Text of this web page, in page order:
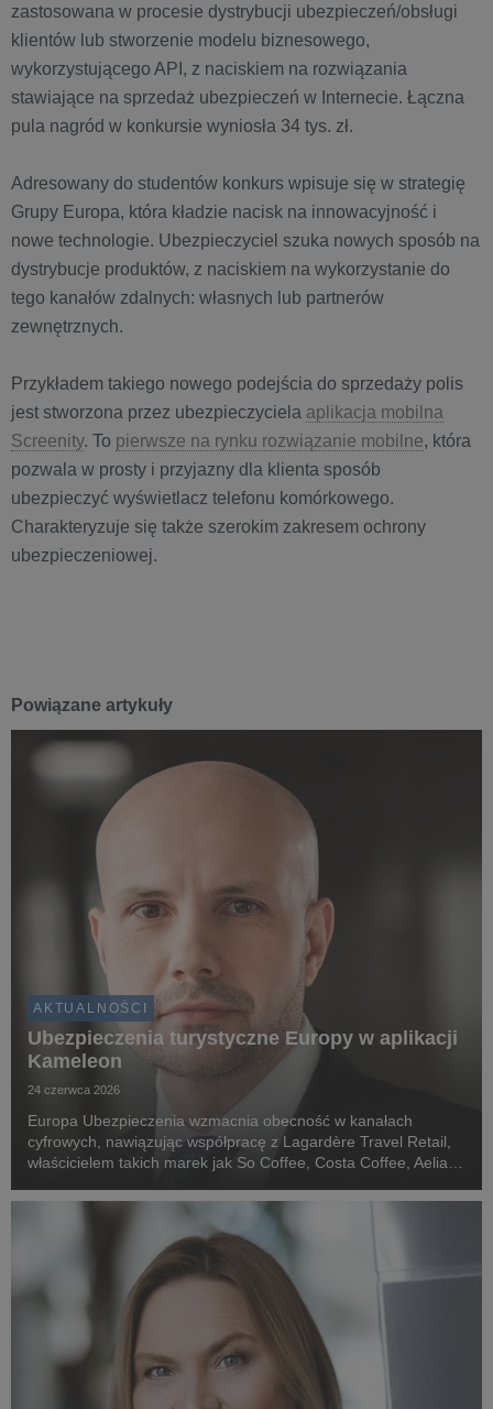
zastosowana w procesie dystrybucji ubezpieczeń/obsługi
klientów lub stworzenie modelu biznesowego,
wykorzystującego API, z naciskiem na rozwiązania
stawiające na sprzedaż ubezpieczeń w Internecie. Łączna
pula nagród w konkursie wyniosła 34 tys. zł.
Adresowany do studentów konkurs wpisuje się w strategię
Grupy Europa, która kładzie nacisk na innowacyjność i
nowe technologie. Ubezpieczyciel szuka nowych sposób na
dystrybucje produktów, z naciskiem na wykorzystanie do
tego kanałów zdalnych: własnych lub partnerów
zewnętrznych.
Przykładem takiego nowego podejścia do sprzedaży polis
jest stworzona przez ubezpieczyciela aplikacja mobilna
Screenity. To pierwsze na rynku rozwiązanie mobilne, która
pozwala w prosty i przyjazny dla klienta sposób
ubezpieczyć wyświetlacz telefonu komórkowego.
Charakteryzuje się także szerokim zakresem ochrony
ubezpieczeniowej.
Powiązane artykuły
AKTUALNOŚCI
Ubezpieczenia turystyczne Europy w aplikacji
Kameleon
24 czerwca 2026
Europa Ubezpieczenia wzmacnia obecność w kanałach
cyfrowych, nawiązując współpracę z Lagardère Travel Retail,
właścicielem takich marek jak So Coffee, Costa Coffee, Aelia
partnerstwa ubezpieczenie turystyczne Travel World ...